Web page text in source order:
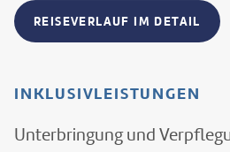
REISEVERLAUF IM DETAIL
INKLUSIVLEISTUNGEN
Unterbringung und